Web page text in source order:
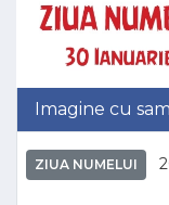
Imagine cu
ZIUA NUMELUI